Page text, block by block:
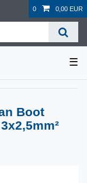
0 0,00 EUR
☰
Boot